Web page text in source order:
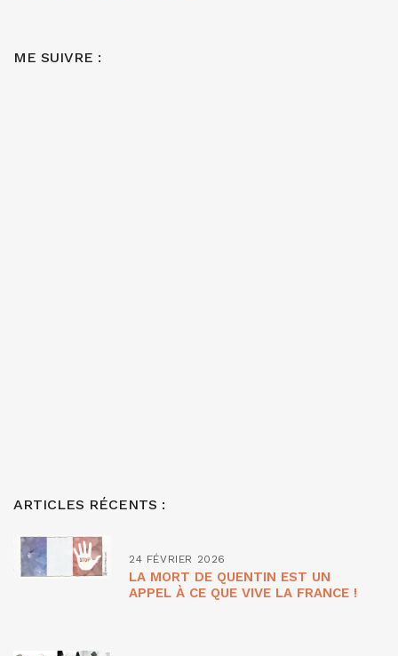
ME SUIVRE :
ARTICLES RÉCENTS :
24 FÉVRIER 2026
LA MORT DE QUENTIN EST UN
APPEL À CE QUE VIVE LA FRANCE !